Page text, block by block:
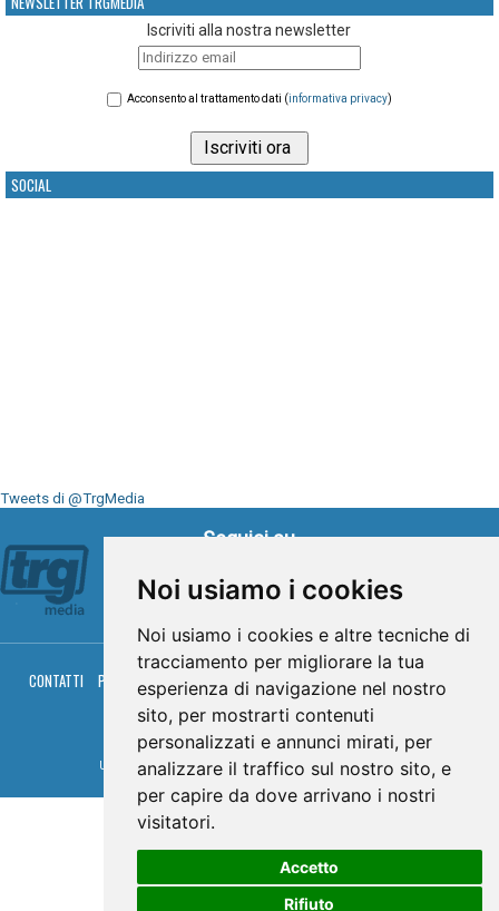
Noi usiamo i cookies
Noi usiamo i cookies e altre tecniche di
tracciamento per migliorare la tua
esperienza di navigazione nel nostro
sito, per mostrarti contenuti
personalizzati e annunci mirati, per
analizzare il traffico sul nostro sito, e
per capire da dove arrivano i nostri
visitatori.
Accetto
Rifiuto
Iscriviti alla nostra newsletter
Acconsento al trattamento dati (informativa privacy)
SOCIAL
Tweets di @TrgMedia
Seguici su
CONTATTI PRIVACY COOKIES PALINSESTO DIRETTA TV
DIRETTA RADIO
RGM HITRADIO
© TRG Media 2005-2026
Umbria Televisioni s.r.l. - P.I.00496230541 - www.trgmedia.it- Powered by